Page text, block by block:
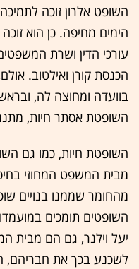
השופט אלרון זוכה
הימים מחיפה. כן הוא
עורכי הדין ושרת
הכנסת קורן ואילטוב.
בוועדה ומחוצה לה,
השופטת אסתר חיות,
השופטת חיות, כמו גם
מבית המשפט המחוזי
מהחומר שממנו בנויים
השופטים תומכים
יעל וילנר, גם הם מבית
לשכנע בכך את חבריהם,